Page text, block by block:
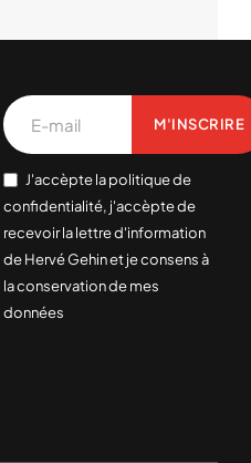
J'accèpte la politique de
confidentialité, j'accèpte de
recevoir la lettre d'information
de Hervé Gehin et je consens à
la conservation de mes
données
M'INSCRIRE